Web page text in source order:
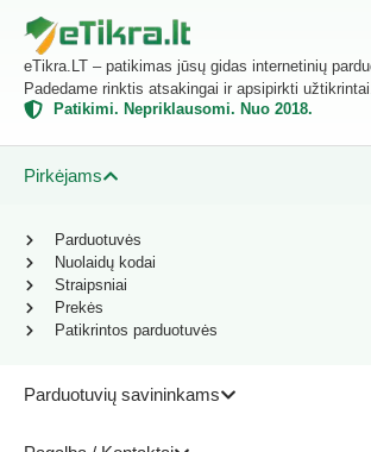
eTikra.LT – patikimas jūsų gidas internetinių
Padedame rinktis atsakingai ir apsipirkti
Patikimi. Nepriklausomi. Nuo 2018.
Pirkėjams
Parduotuvių savininkams
Parduotuvės
Nuolaidų kodai
Straipsniai
Prekės
Patikrintos parduotuvės